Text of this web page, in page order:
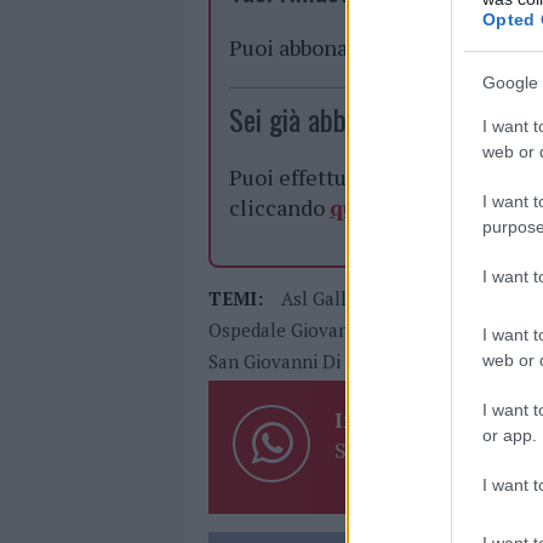
Opted
Google
I want
web or
I want
I want
I want
web or
I want
or app.
I want
Puoi abbonarti a soli € 1,10 al
Sei già abbonato?
Puoi effettuare l'accesso
cliccando qui
TEMI: Asl Gallura
Ospedale Giovanni Paolo II Di Olbia
San Giovanni Di Dio Olbia
Tumore Al
Inviaci le tue
Su WhatsApp al